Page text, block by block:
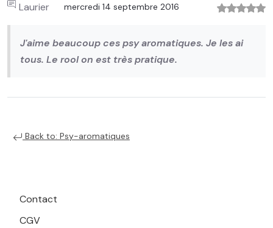
Laurier mercredi 14 septembre 2016
J'aime beaucoup ces psy aromatiques. Je les ai
tous. Le rool on est très pratique.
Back to: Psy-aromatiques
Contact
CGV